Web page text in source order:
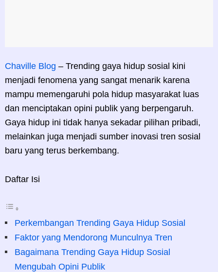
Chaville Blog – Trending gaya hidup sosial kini
menjadi fenomena yang sangat menarik karena
mampu memengaruhi pola hidup masyarakat luas
dan menciptakan opini publik yang berpengaruh.
Gaya hidup ini tidak hanya sekadar pilihan pribadi,
melainkan juga menjadi sumber inovasi tren sosial
baru yang terus berkembang.
Daftar Isi
Perkembangan Trending Gaya Hidup Sosial
Faktor yang Mendorong Munculnya Tren
Bagaimana Trending Gaya Hidup Sosial
Mengubah Opini Publik